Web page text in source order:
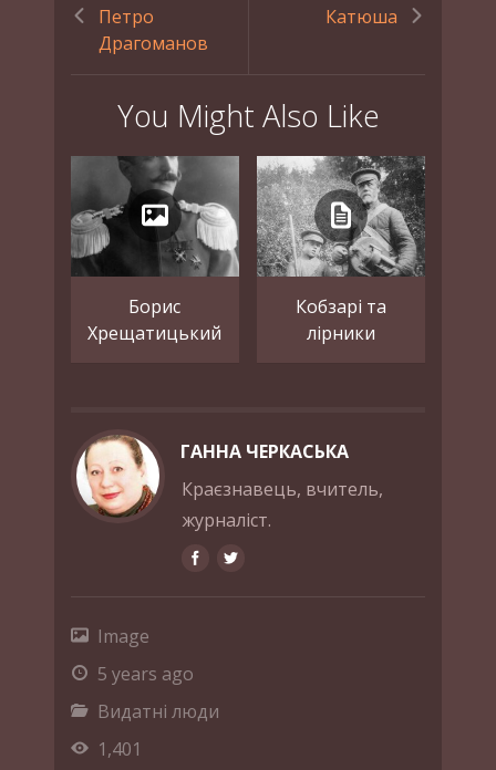
Петро
Драгоманов
Катюша
You Might Also Like
Борис
Хрещатицький
Кобзарі та
лірники
ГАННА ЧЕРКАСЬКА
Краєзнавець, вчитель,
журналіст.
Image
5 years ago
Видатні люди
1,401